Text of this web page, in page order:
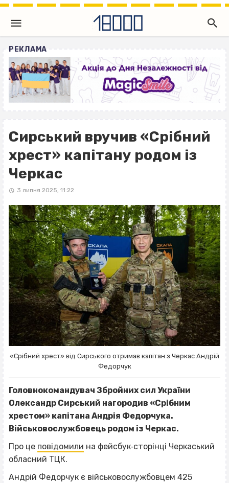
РЕКЛАМА
Сирський вручив «Срібний
хрест» капітану родом із
Черкас
3 липня 2025, 11:22
«Срібний хрест» від Сирського отримав капітан з Черкас Андрій
Федорчук
Головнокомандувач Збройних сил України
Олександр Сирський нагородив «Срібним
хрестом» капітана Андрія Федорчука.
Військовослужбовець родом із Черкас.
Про це повідомили на фейсбук‐сторінці Черкаський
обласний ТЦК.
Андрій Федорчук є військовослужбовцем 425